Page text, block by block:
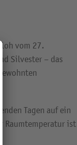
vom 27.
Silvester – das
Tagen auf ein
Raumtemperatur ist